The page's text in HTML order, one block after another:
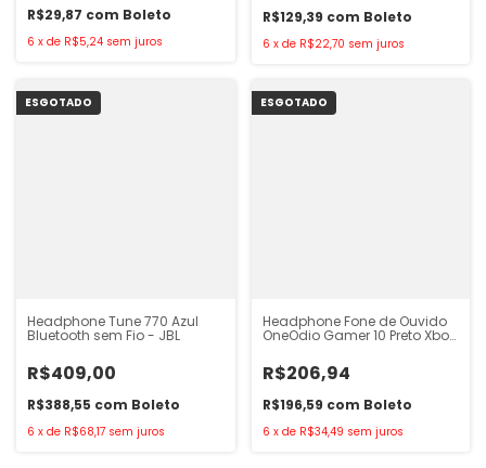
R$29,87 com Boleto
6 x de R$5,24 sem juros
R$129,39 com Boleto
6 x de R$22,70 sem juros
ESGOTADO
Headphone Tune 770 Azul
Bluetooth sem Fio - JBL
R$409,00
R$388,55 com Boleto
6 x de R$68,17 sem juros
ESGOTADO
Headphone Fone de Ouvido
OneOdio Gamer 10 Preto Xbox
R$206,94
R$196,59 com Boleto
6 x de R$34,49 sem juros